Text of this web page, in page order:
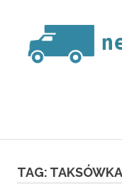
content
TAG: TAKSÓWKA